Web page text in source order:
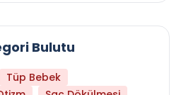
Bulutu
Tüp Bebek